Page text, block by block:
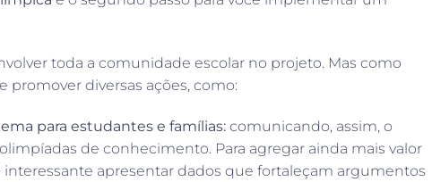
toda a comunidade escolar no projeto. Mas como
promover diversas ações, como:
para estudantes e famílias: comunicando, assim, o
de conhecimento. Para agregar ainda mais valor
interessante apresentar dados que fortaleçam argumentos